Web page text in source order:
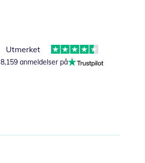
Utmerket
8,159 anmeldelser på